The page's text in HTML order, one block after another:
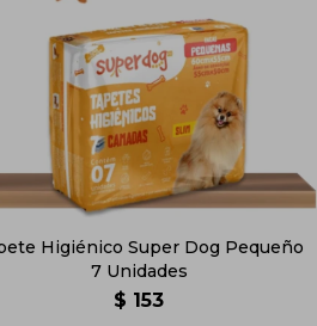
Higiénico Super Dog Pequeño
7 Unidades
$ 153